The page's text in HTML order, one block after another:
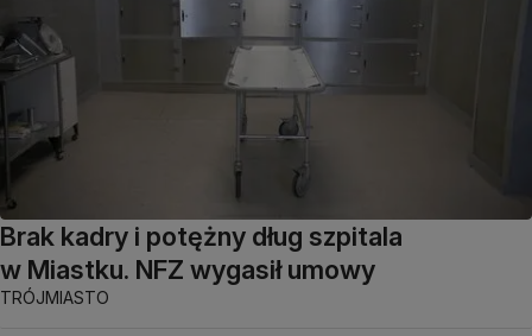
Brak kadry i potężny dług szpitala
w Miastku. NFZ wygasił umowy
TRÓJMIASTO